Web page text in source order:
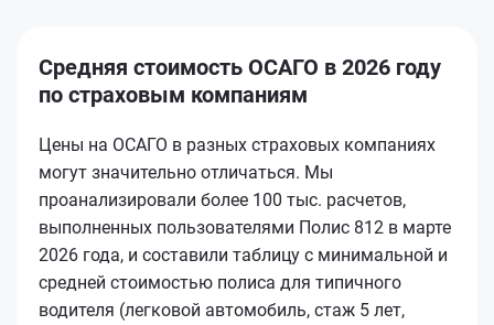
Средняя стоимость ОСАГО в 2026 году
по страховым компаниям
Цены на ОСАГО в разных страховых компаниях
могут значительно отличаться. Мы
проанализировали более 100 тыс. расчетов,
выполненных пользователями Полис 812 в марте
2026 года, и составили таблицу с минимальной и
средней стоимостью полиса для типичного
водителя (легковой автомобиль, стаж 5 лет,